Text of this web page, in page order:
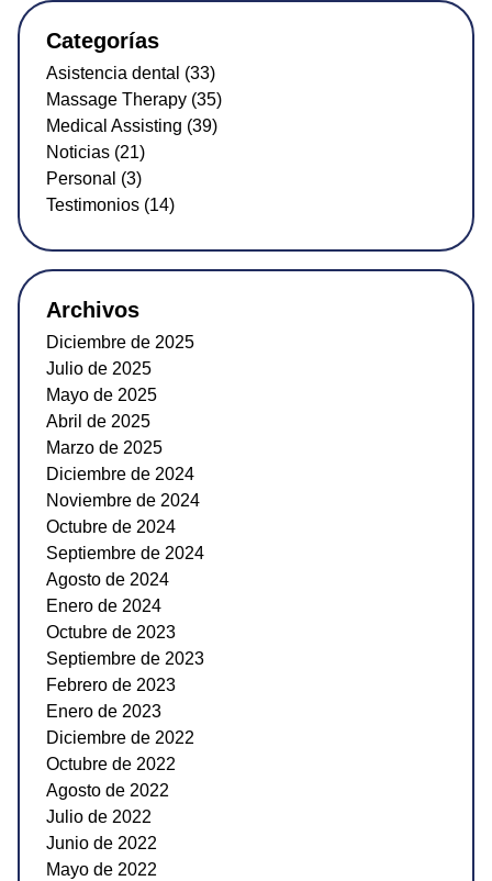
Categorías
Asistencia dental (33)
Massage Therapy (35)
Medical Assisting (39)
Noticias (21)
Personal (3)
Testimonios (14)
Archivos
Diciembre de 2025
Julio de 2025
Mayo de 2025
Abril de 2025
Marzo de 2025
Diciembre de 2024
Noviembre de 2024
Octubre de 2024
Septiembre de 2024
Agosto de 2024
Enero de 2024
Octubre de 2023
Septiembre de 2023
Febrero de 2023
Enero de 2023
Diciembre de 2022
Octubre de 2022
Agosto de 2022
Julio de 2022
Junio de 2022
Mayo de 2022